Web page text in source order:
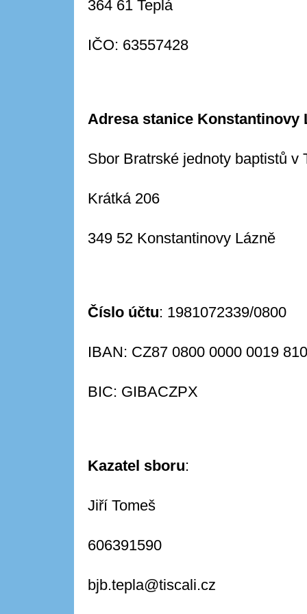
364 61 Teplá
IČO: 63557428
Adresa stanice Konstantinovy
Sbor Bratrské jednoty baptistů v
Krátká 206
349 52 Konstantinovy Lázně
Číslo účtu: 1981072339/0800
IBAN: CZ87 0800 0000 0019
BIC: GIBACZPX
Kazatel sboru:
Jiří Tomeš
606391590
bjb.tepla@tiscali.cz